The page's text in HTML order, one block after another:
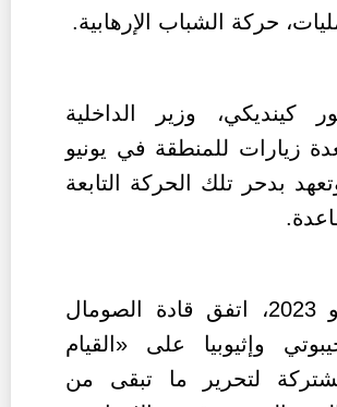
حركة الشباب الإرهابية.
كينديكي، وزير الداخلية
زيارات للمنطقة في يونيو
بدحر تلك الحركة التابعة
وفي يوليو 2023، اتفق قادة الصومال
وإثيوبيا على «القيام
لتحرير ما تبقى من